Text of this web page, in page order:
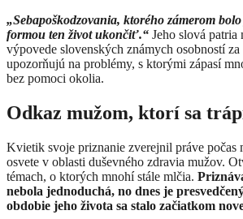
„Sebapoškodzovania, ktorého zámerom
formou ten život ukončiť.“ Jeho slová patria
výpovede slovenských známych osobností za
upozorňujú na problémy, s ktorými zápasí
bez pomoci okolia.
Odkaz mužom, ktorí sa
Kvietik svoje priznanie zverejnil práve počas
osvete v oblasti duševného zdravia mužov.
témach, o ktorých mnohí stále mlčia.
nebola jednoduchá, no dnes je
obdobie jeho života sa stalo začiatkom